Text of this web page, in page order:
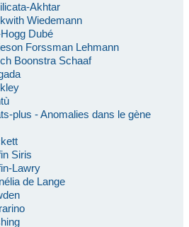
Akhtar
Wiedemann
Dubé
Forssman Lehmann
Boonstra Schaaf
plus - Anomalies dans le gène
Siris
Lawry
de Lange